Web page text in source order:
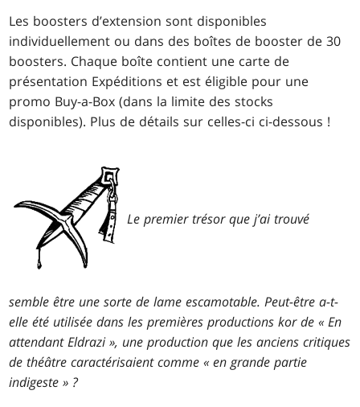
Les boosters d’extension sont disponibles
individuellement ou dans des boîtes de booster de 30
boosters. Chaque boîte contient une carte de
présentation Expéditions et est éligible pour une
promo Buy-a-Box (dans la limite des stocks
disponibles). Plus de détails sur celles-ci ci-dessous !
Le premier trésor que j’ai trouvé
semble être une sorte de lame escamotable. Peut-être a-t-
elle été utilisée dans les premières productions kor de « En
attendant Eldrazi », une production que les anciens critiques
de théâtre caractérisaient comme « en grande partie
indigeste » ?